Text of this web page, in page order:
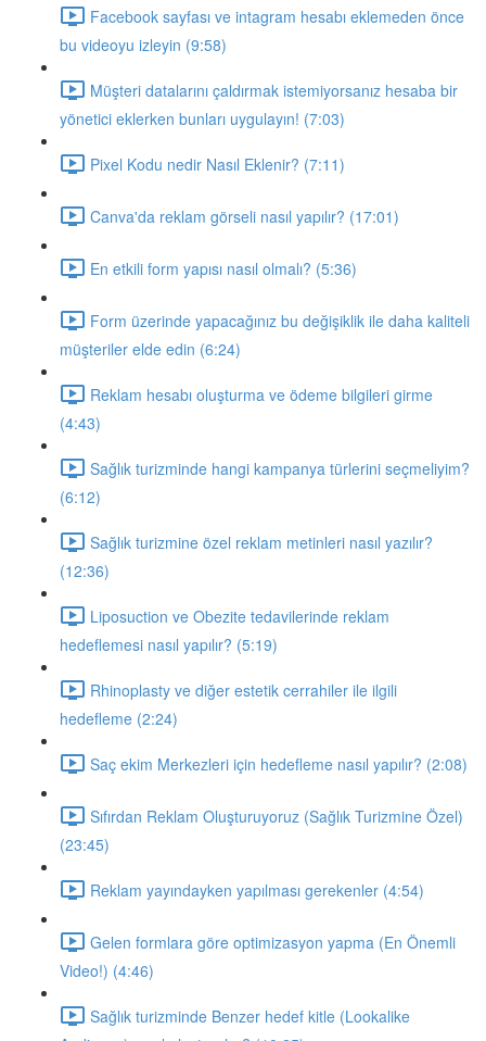
Facebook sayfası ve intagram hesabı eklemeden önce
bu videoyu izleyin (9:58)
Müşteri datalarını çaldırmak istemiyorsanız hesaba bir
yönetici eklerken bunları uygulayın! (7:03)
Pixel Kodu nedir Nasıl Eklenir? (7:11)
Canva'da reklam görseli nasıl yapılır? (17:01)
En etkili form yapısı nasıl olmalı? (5:36)
Form üzerinde yapacağınız bu değişiklik ile daha kaliteli
müşteriler elde edin (6:24)
Reklam hesabı oluşturma ve ödeme bilgileri girme
(4:43)
Sağlık turizminde hangi kampanya türlerini seçmeliyim?
(6:12)
Sağlık turizmine özel reklam metinleri nasıl yazılır?
(12:36)
Liposuction ve Obezite tedavilerinde reklam
hedeflemesi nasıl yapılır? (5:19)
Rhinoplasty ve diğer estetik cerrahiler ile ilgili
hedefleme (2:24)
Saç ekim Merkezleri için hedefleme nasıl yapılır? (2:08)
Sıfırdan Reklam Oluşturuyoruz (Sağlık Turizmine Özel)
(23:45)
Reklam yayındayken yapılması gerekenler (4:54)
Gelen formlara göre optimizasyon yapma (En Önemli
Video!) (4:46)
Sağlık turizminde Benzer hedef kitle (Lookalike